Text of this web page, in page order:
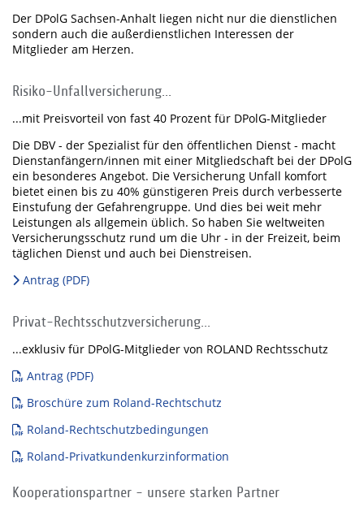
Der DPolG Sachsen-Anhalt liegen nicht nur die dienstlichen
sondern auch die außerdienstlichen Interessen der
Mitglieder am Herzen.
Risiko-Unfallversicherung...
...mit Preisvorteil von fast 40 Prozent für DPolG-Mitglieder
Die DBV - der Spezialist für den öffentlichen Dienst - macht
Dienstanfängern/innen mit einer Mitgliedschaft bei der DPolG
ein besonderes Angebot. Die Versicherung Unfall komfort
bietet einen bis zu 40% günstigeren Preis durch verbesserte
Einstufung der Gefahrengruppe. Und dies bei weit mehr
Leistungen als allgemein üblich. So haben Sie weltweiten
Versicherungsschutz rund um die Uhr - in der Freizeit, beim
täglichen Dienst und auch bei Dienstreisen.
Antrag (PDF)
Privat-Rechtsschutzversicherung...
...exklusiv für DPolG-Mitglieder von ROLAND Rechtsschutz
Antrag (PDF)
Broschüre zum Roland-Rechtschutz
Roland-Rechtschutzbedingungen
Roland-Privatkundenkurzinformation
Kooperationspartner - unsere starken Partner